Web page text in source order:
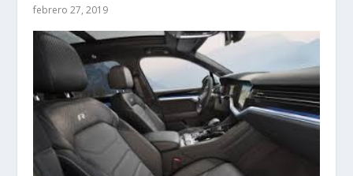
febrero 27, 2019